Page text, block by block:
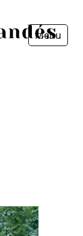
Menu
Fermer